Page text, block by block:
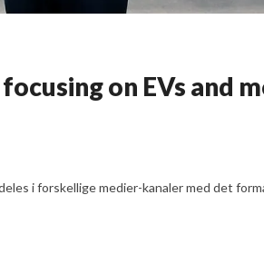
on EVs and
i forskellige medier-kanaler med det